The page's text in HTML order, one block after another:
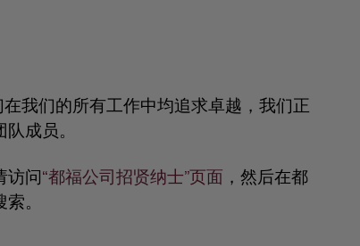
我们的所有工作中均追求卓越，我们正
成员。
访问“都福公司招贤纳士”页面 ，然后在都
。